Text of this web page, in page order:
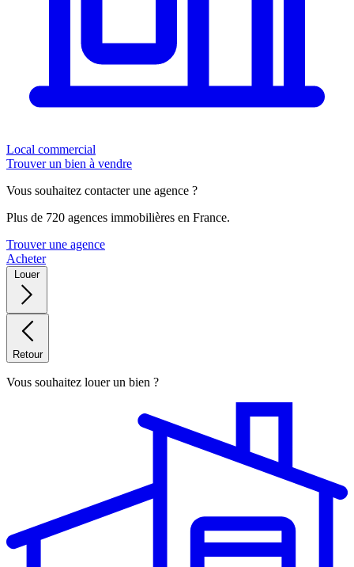
Local commercial
Trouver un bien à vendre
Vous souhaitez contacter une agence ?
Plus de 720 agences immobilières en France.
Trouver une agence
Acheter
Louer
Retour
Vous souhaitez louer un bien ?